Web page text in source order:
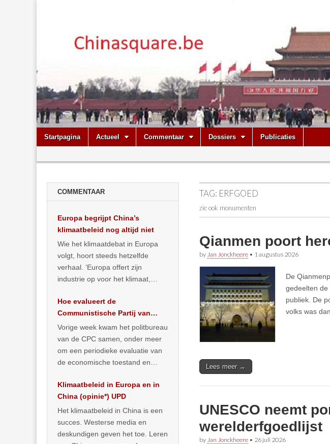
Chinasquare.be
Main
menu
Skip
Startpagina Actueel Commentaar Dossiers Publicaties
menu
TAG: ERFGOED
zie ook monumenten
Qianmen poort
by Jan Jonckheere • 1 augustus 2026
De
gedeelten
publiek. De
volks was
Lees meer →
UNESCO neemt
werelderfgoedlijst
by Jan Jonckheere • 26 juli 2026
COMMENTAAR
Europa begrijpt China’s
klimaatbeleid nog altijd niet
Wie het klimaatdebat in Europa
volgt, hoort steeds hetzelfde
verhaal. ‘Europa offert zijn
industrie op voor het klimaat,
vergroening… >> lees meer
Hoe evalueert de
Communistische Partij van
China de economische
situatie?
Vorige week kwam het politbureau
van de CPC samen, onder meer
om een periodieke evaluatie van
de economische toestand en
publiceerden… >> lees meer
Klimaatbeleid in Europa en in
China (opinie*) UPD
Het klimaatbeleid in China is een
succes. Westerse media en
deskundigen geven het toe. Leren